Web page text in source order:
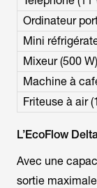
Ordinateur
Mini
Mixeur (500 W)
Machine à
Friteuse à air
L’EcoFlow
Avec une
sortie